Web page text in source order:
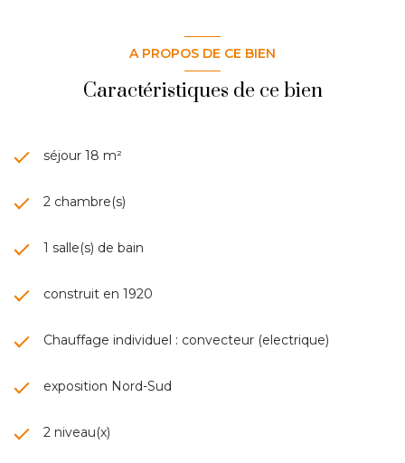
A PROPOS DE CE BIEN
Caractéristiques de ce bien
séjour 18 m²
2 chambre(s)
1 salle(s) de bain
construit en 1920
Chauffage individuel : convecteur (electrique)
exposition Nord-Sud
2 niveau(x)